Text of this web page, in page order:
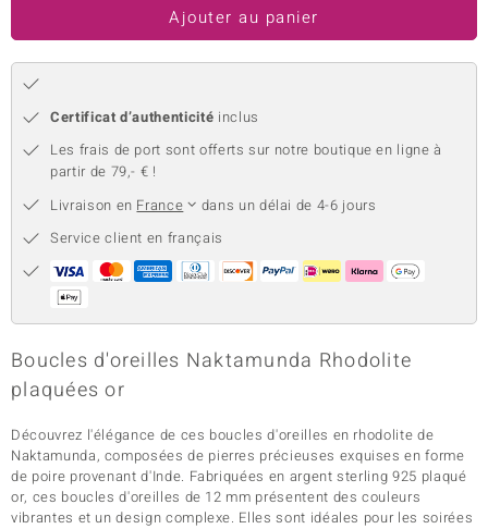
Ajouter au panier
Certificat d’authenticité inclus
Les frais de port sont offerts sur notre boutique en ligne à
partir de 79,- € !
Livraison en France
dans un délai de 4-6 jours
Service client en français
Boucles d'oreilles Naktamunda Rhodolite
plaquées or
Découvrez l'élégance de ces boucles d'oreilles en rhodolite de
Naktamunda, composées de pierres précieuses exquises en forme
de poire provenant d'Inde. Fabriquées en argent sterling 925 plaqué
or, ces boucles d'oreilles de 12 mm présentent des couleurs
vibrantes et un design complexe. Elles sont idéales pour les soirées